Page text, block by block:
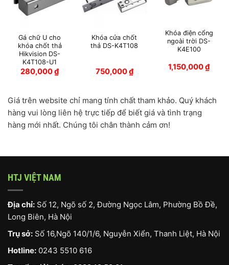
Gá chữ U cho
khóa chốt thả
Hikvision DS-
K4T108-U1
280,000₫
Khóa cửa chốt
thả DS-K4T108
750,000₫
Khóa điện cổng
ngoài trời DS-
K4E100
1,150,000₫
Giá trên website chỉ mang tính chất tham khảo. Quý khách
hàng vui lòng liên hệ trực tiếp để biết giá và tình trạng
hàng mới nhất. Chúng tôi chân thành cảm ơn!
HTJ VIỆT NAM
Địa chỉ: Số 12, Ngõ số 2, Đường Ngọc Lâm, Phường Bồ Đề,
Long Biên, Hà Nội
Trụ sở: Số 16,Ngõ 140/1/6, Nguyễn Xiển, Thanh Liệt, Hà Nội
Hotline: 0243 5510 616